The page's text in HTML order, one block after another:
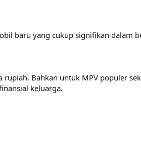
baru yang cukup signifikan dalam
Bahkan untuk MPV populer
keluarga.